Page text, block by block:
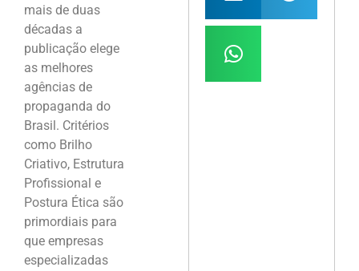
mais de duas
décadas a
publicação elege
as melhores
agências de
propaganda do
Brasil. Critérios
como Brilho
Criativo, Estrutura
Profissional e
Postura Ética são
primordiais para
que empresas
especializadas